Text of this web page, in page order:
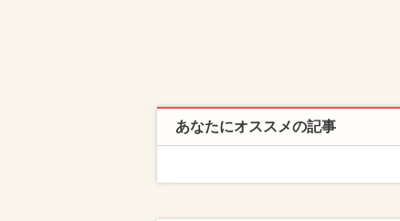
あなたにオススメの記事